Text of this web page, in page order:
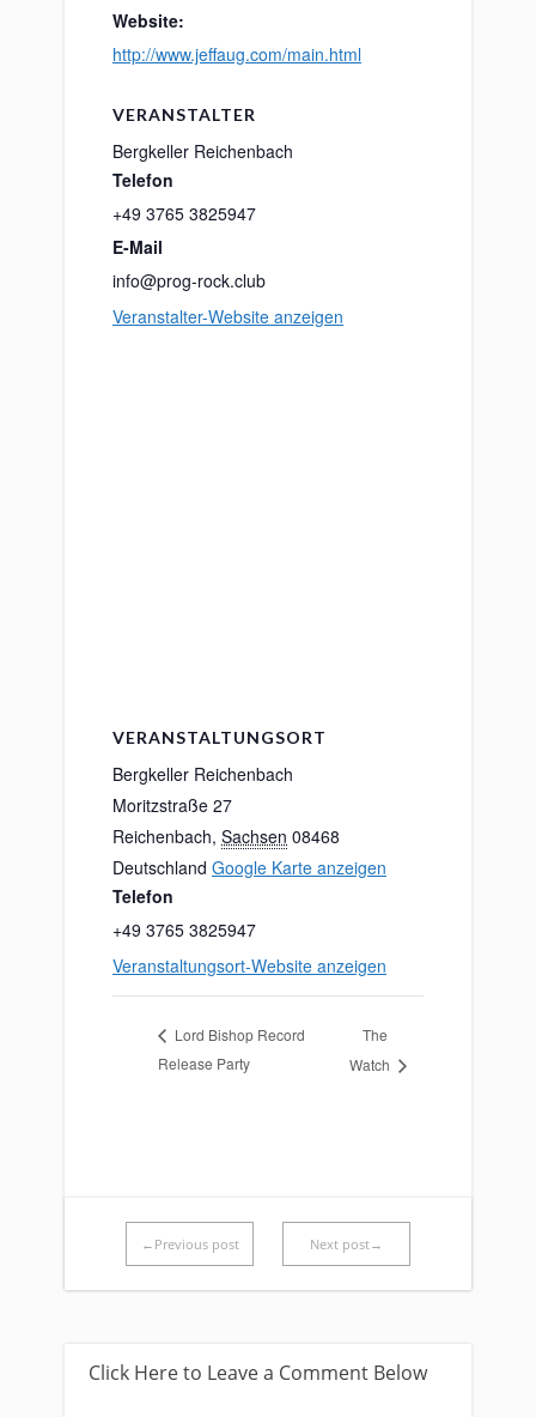
Website:
http://www.jeffaug.com/main.html
VERANSTALTER
Bergkeller Reichenbach
Telefon
+49 3765 3825947
E-Mail
info@prog-rock.club
Veranstalter-Website anzeigen
VERANSTALTUNGSORT
Bergkeller Reichenbach
Moritzstraße 27
Reichenbach, Sachsen 08468
Deutschland Google Karte anzeigen
Telefon
+49 3765 3825947
Veranstaltungsort-Website anzeigen
Lord Bishop Record
Release Party
The
Watch
←Previous post Next post→
Click Here to Leave a Comment Below